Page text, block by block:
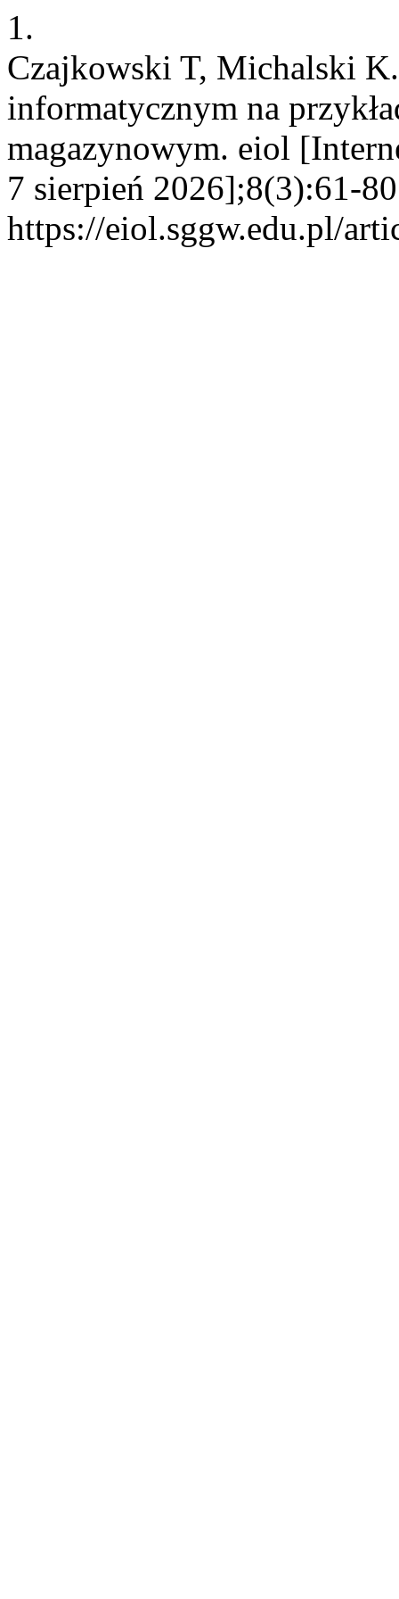
1.
Czajkowski T, Michalski
informatycznym na
magazynowym. eiol
7 sierpień 2026];8(3):61-
https://eiol.sggw.edu.pl/